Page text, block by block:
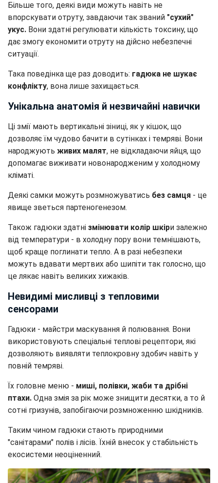
Більше того, деякі види можуть навіть не
впорскувати отруту, завдаючи так званий "сухий"
укус. Вони здатні регулювати кількість токсину, що
дає змогу економити отруту на дійсно небезпечні
ситуації.
Така поведінка ще раз доводить: гадюка не шукає
конфлікту, вона лише захищається.
Унікальна анатомія й незвичайні навички
Ці змії мають вертикальні зіниці, як у кішок, що
дозволяє їм чудово бачити в сутінках і темряві. Вони
народжують живих малят, не відкладаючи яйця, що
допомагає виживати новонародженим у холодному
кліматі.
Деякі самки можуть розмножуватись без самця - це
явище зветься партеногенезом.
Також гадюки здатні змінювати колір шкіри залежно
від температури - в холодну пору вони темнішають,
щоб краще поглинати тепло. А в разі небезпеки
можуть вдавати мертвих або шипіти так голосно, що
це лякає навіть великих хижаків.
Невидимі мисливці з тепловими
сенсорами
Гадюки - майстри маскування й полювання. Вони
використовують спеціальні теплові рецептори, які
дозволяють виявляти теплокровну здобич навіть у
повній темряві.
Їх головне меню - миші, полівки, жаби та дрібні
птахи. Одна змія за рік може знищити десятки, а то й
сотні гризунів, запобігаючи розмноженню шкідників.
Таким чином гадюки стають природними
"санітарами" полів і лісів. Їхній внесок у стабільність
екосистеми неоціненний.